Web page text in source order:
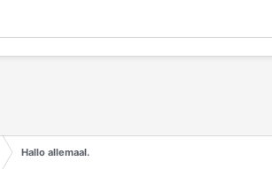
Hallo allemaal.